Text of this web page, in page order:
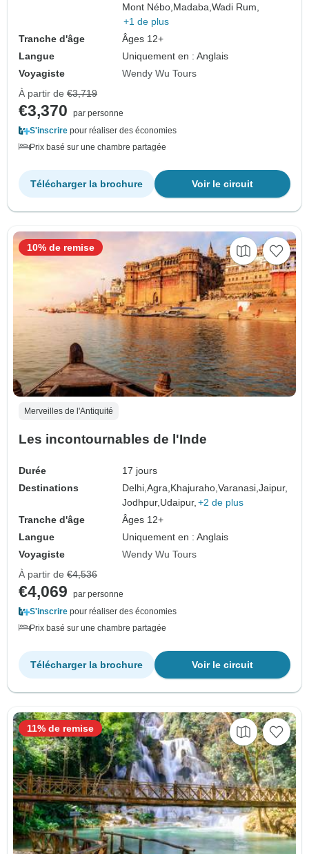
Mont Nébo,Madaba,Wadi Rum,
+1 de plus
Tranche d'âge
Âges 12+
Langue
Uniquement en : Anglais
Voyagiste
Wendy Wu Tours
À partir de €3,719
€3,370
par personne
S'inscrire pour réaliser des économies
Prix basé sur une chambre partagée
Voir le circuit
Télécharger la brochure
Merveilles de l'Antiquité
Les incontournables de l'Inde
Durée
17 jours
Destinations
Delhi,Agra,Khajuraho,Varanasi,Jaipur,
Jodhpur,Udaipur, +2 de plus
Tranche d'âge
Âges 12+
Langue
Uniquement en : Anglais
Voyagiste
Wendy Wu Tours
10% de remise
À partir de €4,536
€4,069
par personne
S'inscrire pour réaliser des économies
Prix basé sur une chambre partagée
Voir le circuit
Télécharger la brochure
11% de remise